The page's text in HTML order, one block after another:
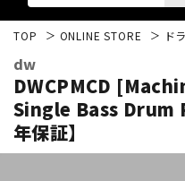
TOP ONLINE STORE ド
dw
DWCPMCD
Single Bass Drum
年保証】